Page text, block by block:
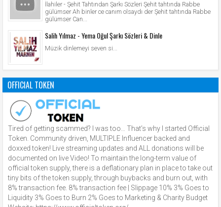
İlahiler - Şehit Tahtından Şarkı Sözleri Şehit tahtında Rabbe
gülümser Ah binler ce canım olsaydı der Şehit tahtında Rabbe
gülümser Can...
Salih Yılmaz - Yema Oğul Şarkı Sözleri & Dinle
Müzik dinlemeyi seven si...
OFFICIAL TOKEN
Tired of getting scammed? I was too… That’s why I started Official
Token. Community driven, MULTIPLE Influencer backed and
doxxed token! Live streaming updates and ALL donations will be
documented on live Video! To maintain the long-term value of
official token supply, there is a deflationary plan in place to take out
tiny bits of the token supply, through buybacks and burn out, with
8% transaction fee. 8% transaction fee | Slippage 10% 3% Goes to
Liquidity 3% Goes to Burn 2% Goes to Marketing & Charity Budget